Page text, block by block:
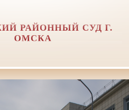
РАЙОННЫЙ СУД Г.
ОМСКА